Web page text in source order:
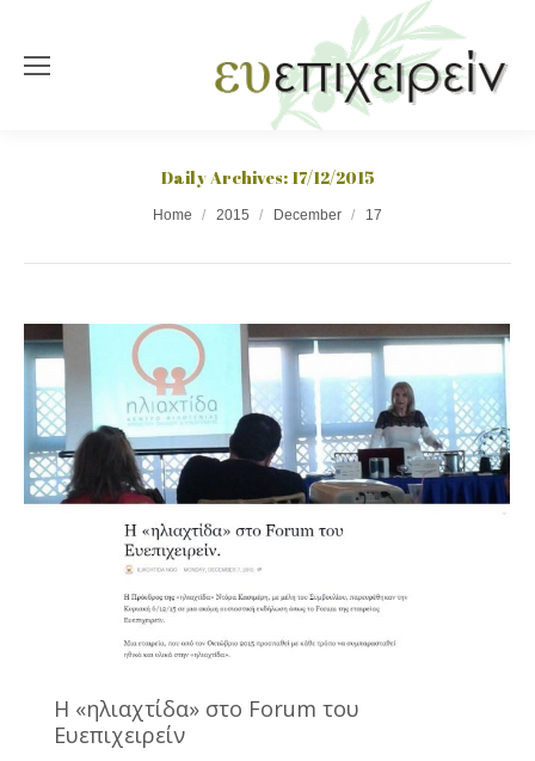
Daily Archives:17/12/2015
Home 2015 December 17
Η «ηλιαχτίδα» στο Forum του
Ευεπιχειρείν